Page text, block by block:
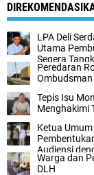
LPA Deli
Utama
Segera
Peredaran
Ombudsman
Tepis Isu
Menghakimi
Ketua
Audiensi
Warga dan
DLH